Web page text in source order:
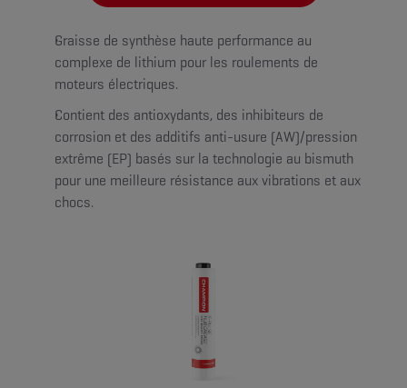
Graisse de synthèse haute performance au
complexe de lithium pour les roulements de
moteurs électriques.
Contient des antioxydants, des inhibiteurs de
corrosion et des additifs anti-usure (AW)/pression
extrême (EP) basés sur la technologie au bismuth
pour une meilleure résistance aux vibrations et aux
chocs.